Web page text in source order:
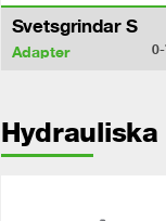
Svetsgrindar S
Adapter